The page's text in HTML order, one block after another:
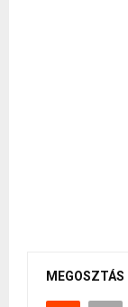
MEGOSZTÁS